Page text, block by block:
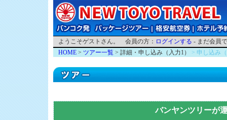
ようこそゲストさん。 会員の方： ログインする - まだ会員
HOME > ツアー一覧 > 詳細・申し込み（入力1） > 申し込み
バンヤンツリーが